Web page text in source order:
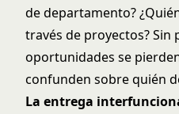
de departamento?
través de proyectos? Sin
oportunidades se
confunden sobre quién
La entrega